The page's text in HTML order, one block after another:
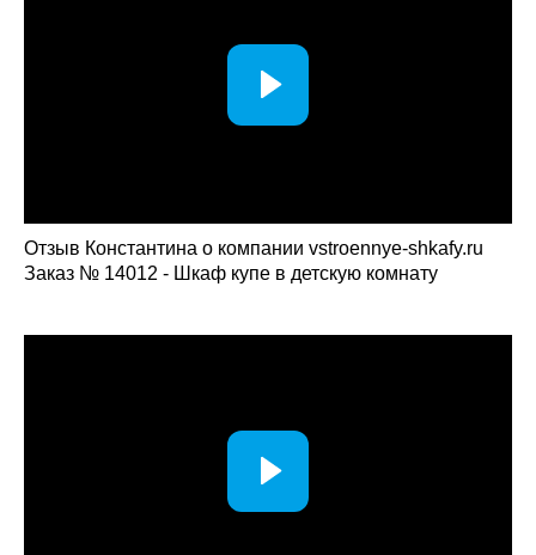
Отзыв Константина о компании vstroennye-shkafy.ru
Заказ № 14012 - Шкаф купе в детскую комнату